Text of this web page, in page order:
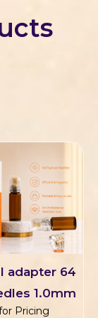
adapter 64
1.0mm
Pricing